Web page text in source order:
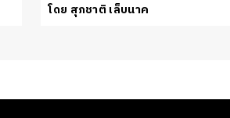
โดย สุภชาติ เล็บนาค